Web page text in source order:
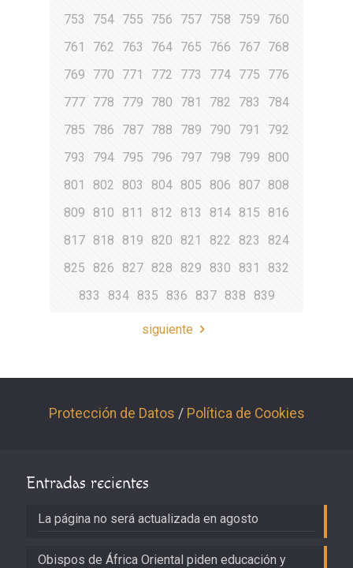
753
754 755 756 757 758 759
760
761
762 763 764 765 766 767 768
769
770 771 772 773 774 775
776
777 778 779 780 781 782 783
784
785
786 787 788 789 790 791
792
793
794 795 796 797 798 799
800
801
802 803 804 805 806 807 808
809
810 811 812 813 814 815
816
817 818 819 820 821 822 823
824
825
826 827 828 829 830 831
832
833
834 835 836 837 838 839
siguiente
Protección de Datos / Política de Cookies
Entradas recientes
La página no será actualizada en agosto
Obispos de África Oriental piden educación y